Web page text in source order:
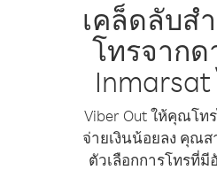
เคล็ดลับส
โทรจากด
Viber Out ให้คุณโ
จ่ายเงินน้อยลง คุณส
ตัวเลือกการโทรที่มี